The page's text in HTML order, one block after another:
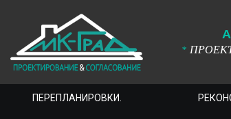
А
*
ПЕРЕПЛАНИРОВКИ.